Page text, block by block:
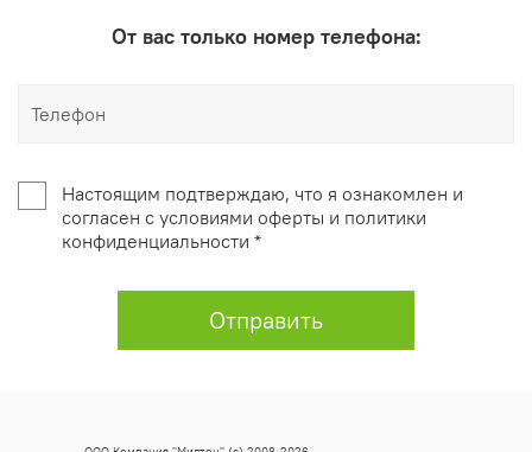
От вас только номер телефона:
Настоящим подтверждаю, что я ознакомлен и
согласен с условиями оферты и политики
конфиденциальности *
Отправить